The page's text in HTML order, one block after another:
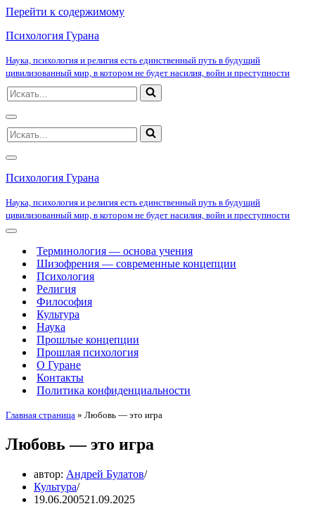
Перейти к содержимому
Психология Гурана
Наука, психология и религия есть единственный путь в будущий
цивилизованный мир, в котором не будет насилия, войн и преступности
Искать...
Меню
навигации
Искать...
Меню
навигации
Психология Гурана
Наука, психология и религия есть единственный путь в будущий
цивилизованный мир, в котором не будет насилия, войн и преступности
Меню
навигацииТерминология — основа учения
Шизофрения — современные концепции
Психология
Религия
Философия
Культура
Наука
Прошлые концепции
Прошлая психология
О Гуране
Контакты
Политика конфиденциальности
Главная страница » Любовь — это игра
Любовь — это игра
автор: Андрей Булатов
Культура
19.06.200521.09.2025